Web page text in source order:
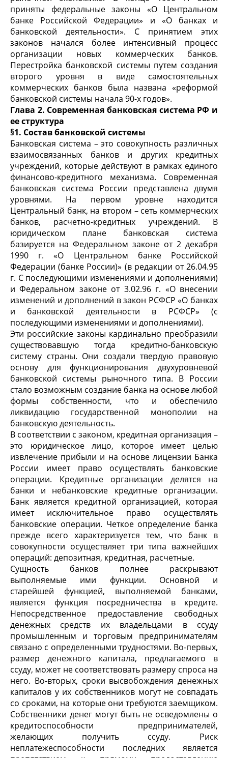
приняты федеральные законы «О Центральном
банке Российской Федерации» и «О банках и
банковской деятельности». С принятием этих
законов начался более интенсивный процесс
организации новых коммерческих банков.
Перестройка банковской системы путем создания
второго уровня в виде самостоятельных
коммерческих банков была названа «реформой
банковской системы начала 90-х годов».
Глава 2. Современная банковская система РФ и
ее структура
§1. Состав банковской системы
Банковская система – это совокупность различных
взаимосвязанных банков и других кредитных
учреждений, которые действуют в рамках единого
финансово-кредитного механизма. Современная
банковская система России представлена двумя
уровнями. На первом уровне находится
Центральный банк, на втором – сеть коммерческих
банков, расчетно-кредитных учреждений. В
юридическом плане банковская система
базируется на Федеральном законе от 2 декабря
1990 г. «О Центральном банке Российской
Федерации (банке России)» (в редакции от 26.04.95
г. С последующими изменениями и дополнениями)
и Федеральном законе от 3.02.96 г. «О внесении
изменений и дополнений в закон РСФСР «О банках
и банковской деятельности в РСФСР» (с
последующими изменениями и дополнениями).
Эти российские законы кардинально преобразили
существовавшую тогда кредитно-банковскую
систему страны. Они создали твердую правовую
основу для функционирования двухуровневой
банковской системы рыночного типа. В России
стало возможным создание банка на основе любой
формы собственности, что и обеспечило
ликвидацию государственной монополии на
банковскую деятельность.
В соответствии с законом, кредитная организация –
это юридическое лицо, которое имеет целью
извлечение прибыли и на основе лицензии Банка
России имеет право осуществлять банковские
операции. Кредитные организации делятся на
банки и небанковские кредитные организации.
Банк является кредитной организацией, которая
имеет исключительное право осуществлять
банковские операции. Четкое определение банка
прежде всего характеризуется тем, что банк в
совокупности осуществляет три типа важнейших
операций: депозитная, кредитная, расчетные.
Сущность банков полнее раскрывают
выполняемые ими функции. Основной и
старейшей функцией, выполняемой банками,
является функция посредничества в кредите.
Непосредственное предоставление свободных
денежных средств их владельцами в ссуду
промышленным и торговым предпринимателям
связано с определенными трудностями. Во-первых,
размер денежного капитала, предлагаемого в
ссуду, может не соответствовать размеру спроса на
него. Во-вторых, сроки высвобождения денежных
капиталов у их собственников могут не совпадать
со сроками, на которые они требуются заемщиком.
Собственники денег могут быть не осведомлены о
кредитоспособности предпринимателей,
желающих получить ссуду. Риск
неплатежеспособности последних является